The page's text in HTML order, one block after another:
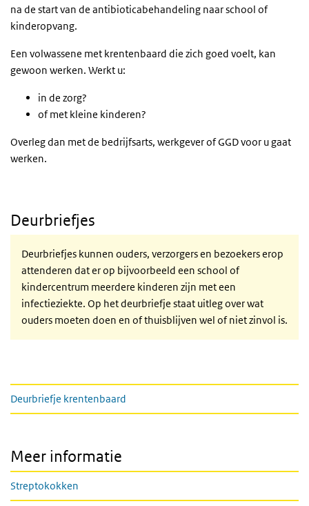
na de start van de antibioticabehandeling naar school of
kinderopvang.
Een volwassene met krentenbaard die zich goed voelt, kan
gewoon werken. Werkt u:
in de zorg?
of met kleine kinderen?
Overleg dan met de bedrijfsarts, werkgever of GGD voor u gaat
werken.
Deurbriefjes
Deurbriefjes kunnen ouders, verzorgers en bezoekers erop
attenderen dat er op bijvoorbeeld een school of
kindercentrum meerdere kinderen zijn met een
infectieziekte. Op het deurbriefje staat uitleg over wat
ouders moeten doen en of thuisblijven wel of niet zinvol is.
deurbriefjes
Deurbriefje krentenbaard
Meer informatie
Streptokokken